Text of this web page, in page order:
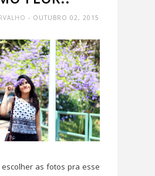
- OUTUBRO 02, 2015
escolher as fotos pra esse